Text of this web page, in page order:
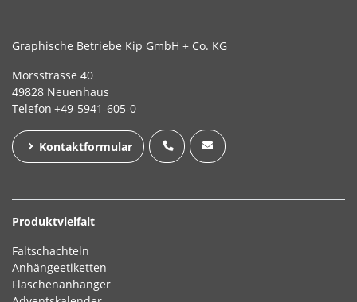
Graphische Betriebe Kip GmbH + Co. KG
Morsstrasse 40
49828 Neuenhaus
Telefon +49-5941-605-0
Kontaktformular
Produktvielfalt
Faltschachteln
Anhängeetiketten
Flaschenanhänger